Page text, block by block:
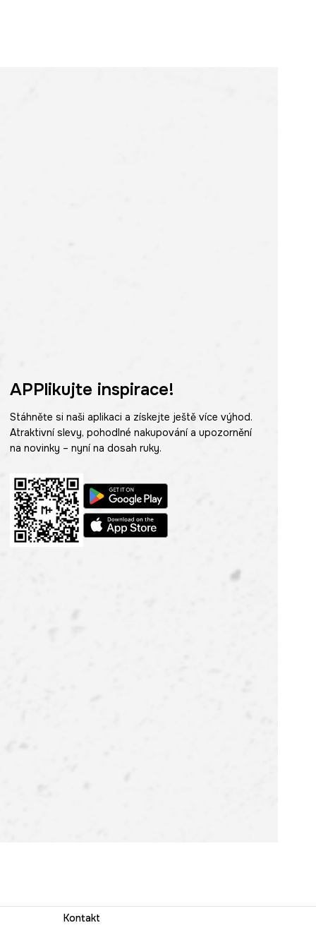
APPlikujte inspirace!
Stáhněte si naši aplikaci a získejte ještě více výhod.
Atraktivní slevy, pohodlné nakupování a upozornění
na novinky – nyní na dosah ruky.
Kontakt